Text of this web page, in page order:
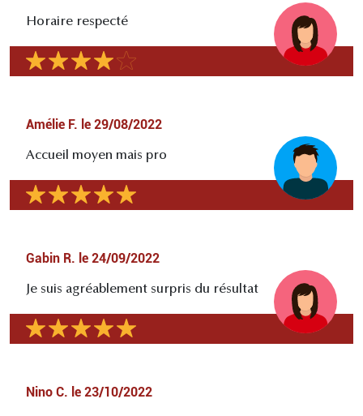
Horaire respecté
Amélie F. le 29/08/2022
Accueil moyen mais pro
Gabin R. le 24/09/2022
Je suis agréablement surpris du résultat
Nino C. le 23/10/2022